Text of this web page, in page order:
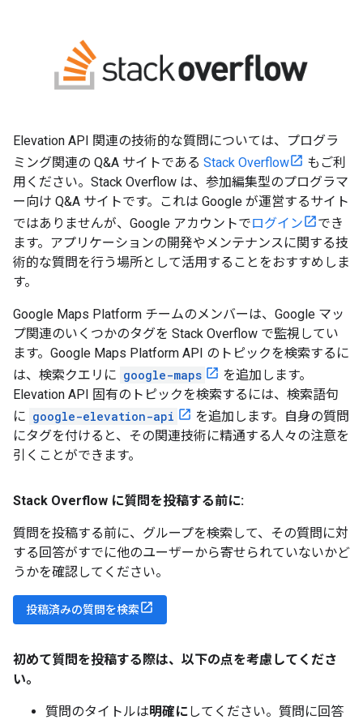
Elevation API 関連の技術的な質問については、プログラ
ミング関連の Q&A サイトである Stack Overflow
もご利
用ください。Stack Overflow は、参加編集型のプログラマ
ー向け Q&A サイトです。これは Google が運営するサイト
ではありませんが、Google アカウントでログイン
でき
ます。アプリケーションの開発やメンテナンスに関する技
術的な質問を行う場所として活用することをおすすめしま
す。
Google Maps Platform チームのメンバーは、Google マッ
プ関連のいくつかのタグを Stack Overflow で監視してい
ます。Google Maps Platform API のトピックを検索するに
は、検索クエリに google-maps
を追加します。
Elevation API 固有のトピックを検索するには、検索語句
に google-elevation-api
を追加します。自身の質問
にタグを付けると、その関連技術に精通する人々の注意を
引くことができます。
Stack Overflow に質問を投稿する前に:
質問を投稿する前に、グループを検索して、その質問に対
する回答がすでに他のユーザーから寄せられていないかど
うかを確認してください。
投稿済みの質問を検索
初めて質問を投稿する際は、以下の点を考慮してくださ
い。
質問のタイトルは明確にしてください。質問に回答